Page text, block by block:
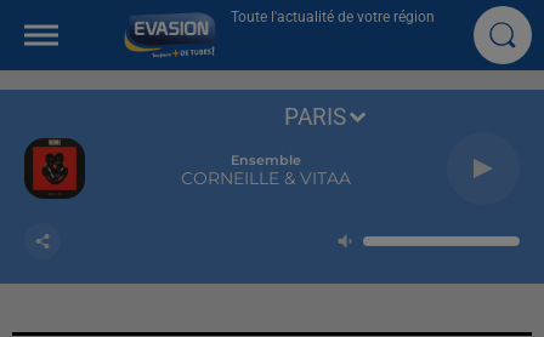
Toute l'actualité de votre région
Ensemble
CORNEILLE & VITAA
PARIS